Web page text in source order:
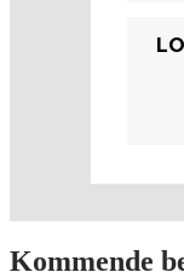
Kommende